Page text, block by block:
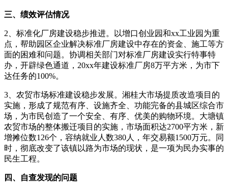
三、绩效评估情况
2、标准化厂房建设稳步推进。以增口创业园和xx工业园为重
点，帮助园区企业解决标准厂房建设中存在的资金、施工等方
面的困难和问题。协调相关部门对标准厂房建设实行特事特
办，开辟绿色通道，20xx年建设标准厂房8万平方米，为市下
达任务的100%。
3、农贸市场标准建设稳步发展。湘桂大市场提质改造项目的
实施，形成了规范有序、设施齐全、功能完备的县城区综合市
场，为市民创造了一个安全、有序、优美的购物环境。大塘镇
农贸市场的整体搬迁项目的实施，市场面积达2700平方米，新
增摊位数126个，容纳就业人数380人，年交易额1500万元。同
时，彻底改变了该镇以路为市场的现状，是一项为民办实事的
民生工程。
四、自查发现的问题